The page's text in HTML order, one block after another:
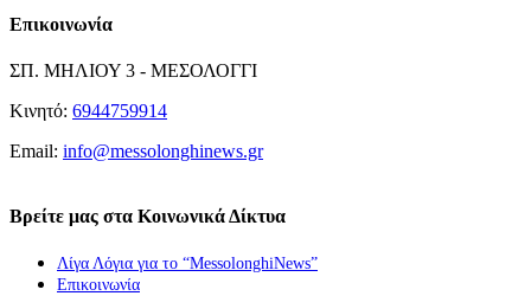
Επικοινωνία
ΣΠ. ΜΗΛΙΟΥ 3 - ΜΕΣΟΛΟΓΓΙ
Κινητό: 6944759914
Email: info@messolonghinews.gr
Βρείτε μας στα Κοινωνικά Δίκτυα
Λίγα Λόγια για το “MessolonghiNews”
Επικοινωνία